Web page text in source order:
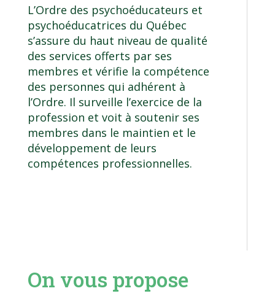
L’Ordre des psychoéducateurs et
psychoéducatrices du Québec
s’assure du haut niveau de qualité
des services offerts par ses
membres et vérifie la compétence
des personnes qui adhérent à
l’Ordre. Il surveille l’exercice de la
profession et voit à soutenir ses
membres dans le maintien et le
développement de leurs
compétences professionnelles.
On vous propose